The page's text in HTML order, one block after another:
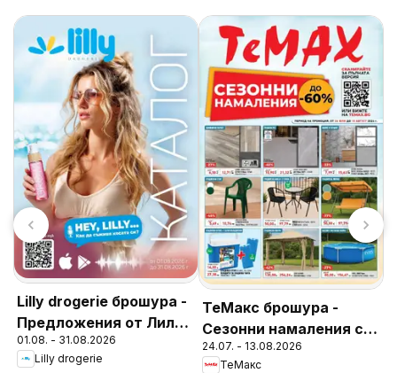
Lilly drogerie брошура -
Предложения от Лили
Дрогерие
01.08. - 31.08.2026
Lilly drogerie
ТеMакс брошура -
Сезонни намаления с
до -60%
24.07. - 13.08.2026
ТеMакс